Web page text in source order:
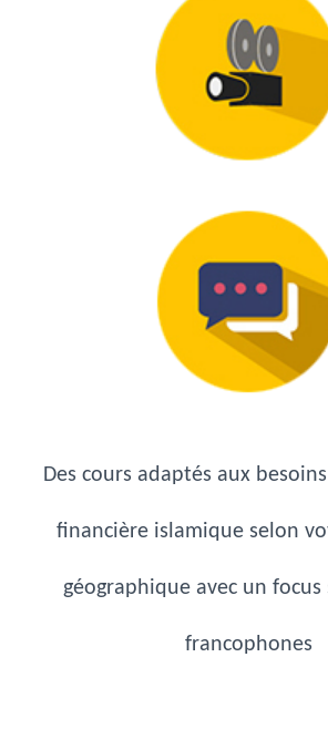
Des cours adaptés aux besoins
financière islamique selon
géographique avec un focus
francophones